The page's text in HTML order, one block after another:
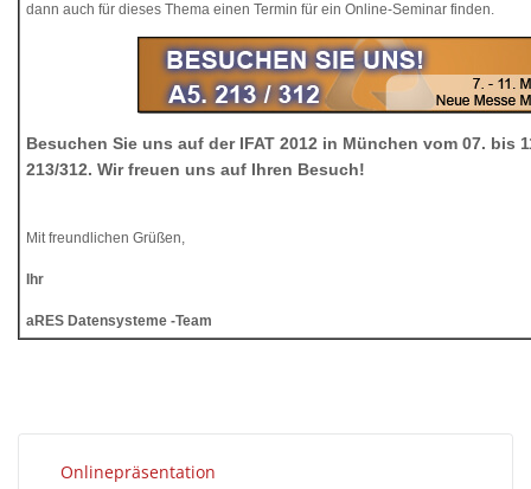
dann auch für dieses Thema einen Termin für ein Online-Seminar finden.
Besuchen Sie uns auf der IFAT 2012 in München vom 07. bis
213/312. Wir freuen uns auf Ihren Besuch!
Mit freundlichen Grüßen,
Ihr
aRES Datensysteme -Team
Onlinepräsentation